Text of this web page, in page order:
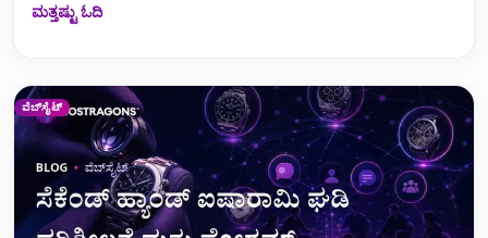
ಮತ್ತಷ್ಟು ಓದಿ
ವೆಬ್‌ಸೈಟ್